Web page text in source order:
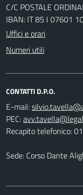
C/C POSTALE
IBAN: IT 85 I 07601
Uffici e orari
Numeri utili
CONTATTI D.P.O.
E-mail:
PEC:
Recapito telefonico:
Sede: Corso Dante